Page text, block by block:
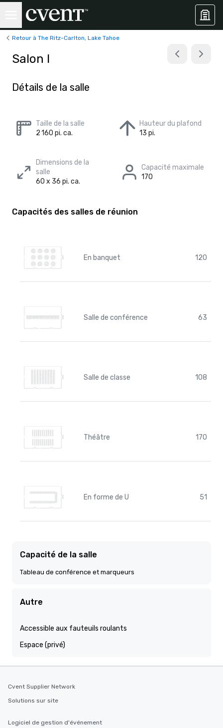
Retour à The Ritz-Carlton, Lake Tahoe
Salon I
Détails de la salle
Taille de la salle
2 160 pi. ca.
Hauteur du plafond
13 pi.
Dimensions de la
salle
60 x 36 pi. ca.
Capacité maximale
170
Capacités des salles de réunion
En banquet 120
Salle de conférence 63
Salle de classe 108
Théâtre 170
En forme de U 51
Capacité de la salle
Tableau de conférence et marqueurs
Autre
Accessible aux fauteuils roulants
Espace (privé)
Cvent Supplier Network
Solutions sur site
Logiciel de gestion d'événement